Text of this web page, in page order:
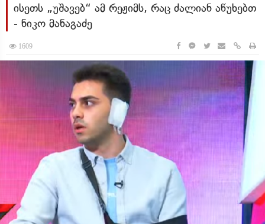
ისეთს „უშავებ“ ამ რეჟიმს, რაც ძალიან აწუხებთ
- ნიკო მანაგაძე
1609